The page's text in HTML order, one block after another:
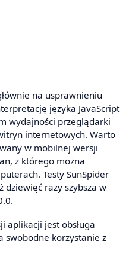
na usprawnieniu
języka JavaScript
wydajności przeglądarki
internetowych. Warto
w mobilnej wersji
z którego można
Testy SunSpider
dziewięć razy szybsza w
aplikacji jest obsługa
swobodne korzystanie z